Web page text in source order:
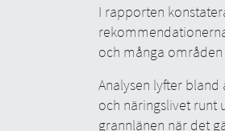
I rapporten
och många
Analysen lyfter
och näringslivet runt
grannlänen när det